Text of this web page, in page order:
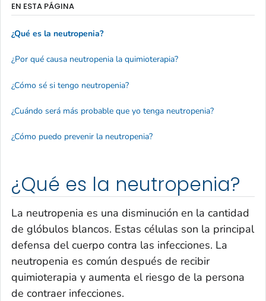
¿Qué es la neutropenia?
La neutropenia es una disminución en la cantidad
de glóbulos blancos. Estas células son la principal
defensa del cuerpo contra las infecciones. La
neutropenia es común después de recibir
quimioterapia y aumenta el riesgo de la persona
de contraer infecciones.
EN ESTA PÁGINA
¿Qué es la neutropenia?
¿Por qué causa neutropenia la quimioterapia?
¿Cómo sé si tengo neutropenia?
¿Cuándo será más probable que yo tenga neutropenia?
¿Cómo puedo prevenir la neutropenia?